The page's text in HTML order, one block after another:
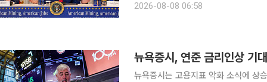
대해 “이 분야에서 승리하는 자가 결
2026-08-08 06:58
뉴욕증시는 고용지표 악화 소식에 상